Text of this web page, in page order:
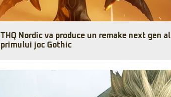
THQ Nordic va produce un remake next gen al
primului joc Gothic